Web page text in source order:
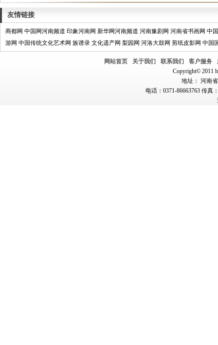
友情链接
商都网 中国网河南频道 印象河南网 新华网河南频道 河南豫剧网 河南省书画网 中
游网 中国传统文化艺术网 族谱录 文化遗产网 梨园网 河洛大鼓网 剪纸皮影网 中国
网站首页 关于我们 联系我们 客户服务
Copyright© 2011
地址： 河南
电话：0371-86663763 传真